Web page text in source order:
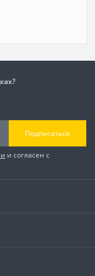
Подписаться
и согласен с